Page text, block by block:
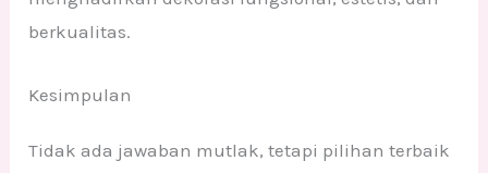
berkualitas.
Kesimpulan
Tidak ada jawaban mutlak, tetapi pilihan terbaik